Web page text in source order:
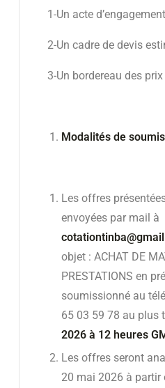
1-Un acte d’engagement
2-Un cadre de devis
3-Un bordereau
Modalités de
Les offres
envoyées par mail à
objet : ACHAT DE
PRESTATIONS en
soumissionné au
65 03 59 78 au plus
2026 à 12 heures
Les offres seront
20 mai 2026 à partir